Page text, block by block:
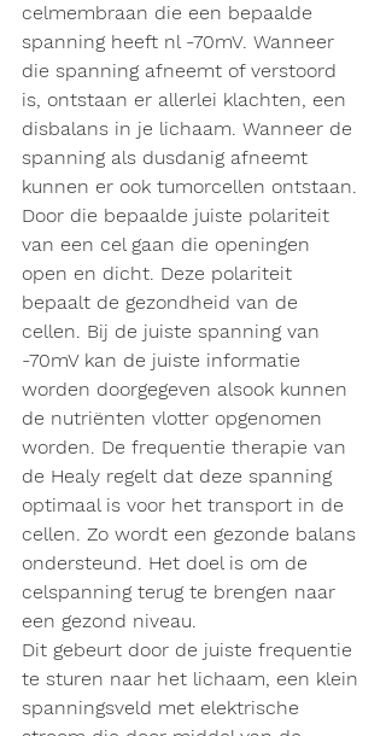
celmembraan die een bepaalde
spanning heeft nl -70mV. Wanneer
die spanning afneemt of verstoord
is, ontstaan er allerlei klachten, een
disbalans in je lichaam. Wanneer de
spanning als dusdanig afneemt
kunnen er ook tumorcellen ontstaan.
Door die bepaalde juiste polariteit
van een cel gaan die openingen
open en dicht. Deze polariteit
bepaalt de gezondheid van de
cellen. Bij de juiste spanning van
-70mV kan de juiste informatie
worden doorgegeven alsook kunnen
de nutriënten vlotter opgenomen
worden. De frequentie therapie van
de Healy regelt dat deze spanning
optimaal is voor het transport in de
cellen. Zo wordt een gezonde balans
ondersteund. Het doel is om de
celspanning terug te brengen naar
een gezond niveau.
Dit gebeurt door de juiste frequentie
te sturen naar het lichaam, een klein
spanningsveld met elektrische